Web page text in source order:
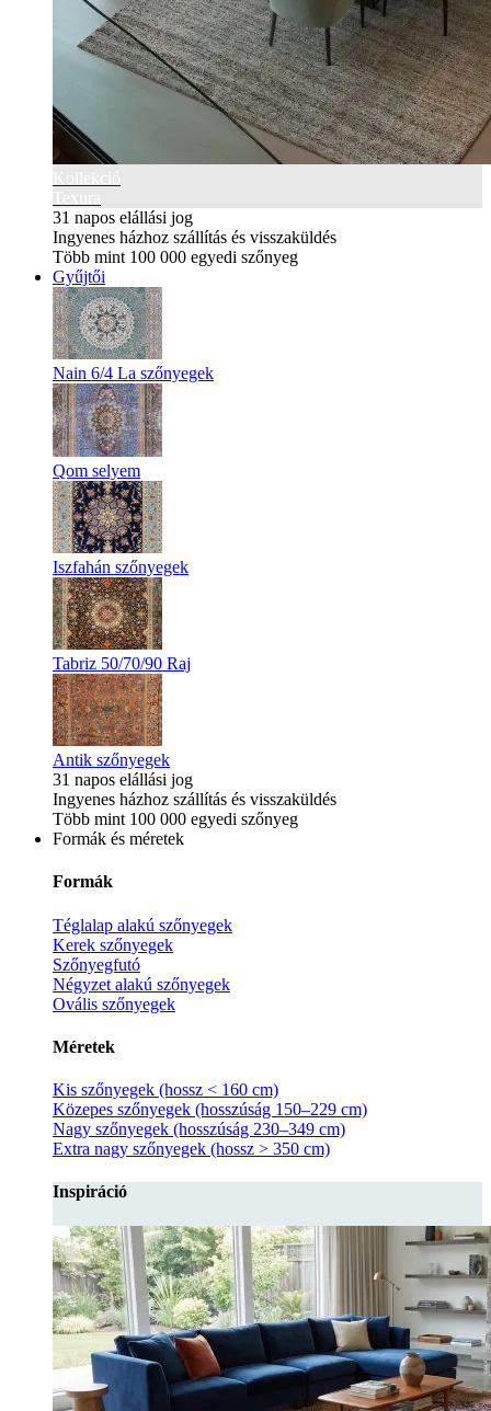
31 napos elállási jog
Ingyenes házhoz szállítás és visszaküldés
Több mint 100 000 egyedi szőnyeg
Gyűjtői
Nain 6/4 La szőnyegek
Qom selyem
Iszfahán szőnyegek
Tabriz 50/70/90 Raj
Antik szőnyegek
31 napos elállási jog
Ingyenes házhoz szállítás és visszaküldés
Több mint 100 000 egyedi szőnyeg
Formák és méretek
Formák
Téglalap alakú szőnyegek
Kerek szőnyegek
Szőnyegfutó
Négyzet alakú szőnyegek
Ovális szőnyegek
Méretek
Kis szőnyegek (hossz < 160 cm)
Közepes szőnyegek (hosszúság 150–229 cm)
Nagy szőnyegek (hosszúság 230–349 cm)
Extra nagy szőnyegek (hossz > 350 cm)
Inspiráció